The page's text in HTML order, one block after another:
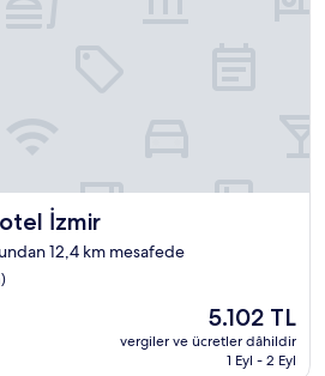
İzmir
12,4 km mesafede
Güncel
fiyat:
5.102 TL
5.102 TL
vergiler ve ücretler dâhildir
1 Eyl - 2 Eyl